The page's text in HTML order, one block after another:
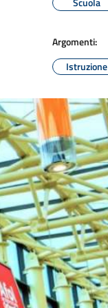
Argomenti:
Istruzione